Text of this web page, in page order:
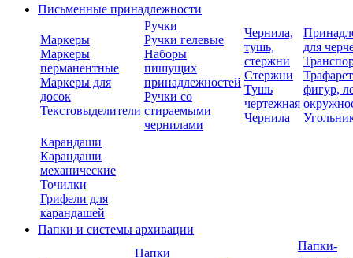
Письменные принадлежности
Маркеры
Маркеры
перманентные
Маркеры для
досок
Текстовыделители
Ручки
Ручки гелевые
Наборы
пишущих
принадлежностей
Ручки со
стираемыми
чернилами
Чернила,
тушь,
стержни
Стержни
Тушь
чертежная
Чернила
для
фигур,
Карандаши
Карандаши
механические
Точилки
Грифели для
карандашей
Папки и системы архивации
Папки
Папки-